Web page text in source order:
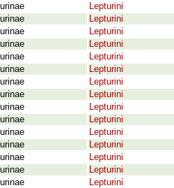
Lepturini
Lepturini
Lepturini
Lepturini
Lepturini
Lepturini
Lepturini
Lepturini
Lepturini
Lepturini
Lepturini
Lepturini
Lepturini
Lepturini
Lepturini